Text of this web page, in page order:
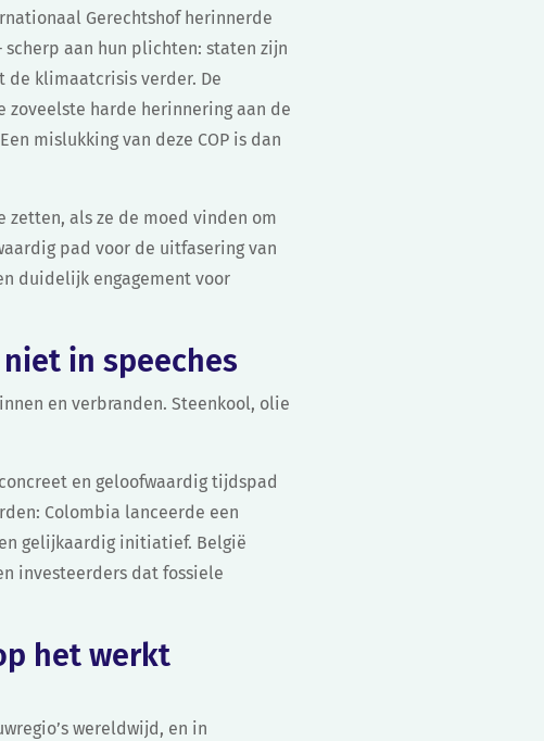
Gerechtshof herinnerde
scherp aan hun plichten: staten zijn
de klimaatcrisis verder. De
harde herinnering aan de
mislukking van deze COP is dan
zetten, als ze de moed vinden om
pad voor de uitfasering van
duidelijk engagement voor
in speeches
en verbranden. Steenkool, olie
en geloofwaardig tijdspad
Colombia lanceerde een
gelijkaardig initiatief. België
investeerders dat fossiele
het werkt
wereldwijd, en in